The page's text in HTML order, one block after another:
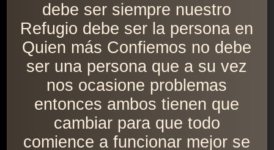
debe ser siempre nuestro
Refugio debe ser la persona en
Quien más Confiemos no debe
ser una persona que a su vez
nos ocasione problemas
entonces ambos tienen que
cambiar para que todo
comience a funcionar mejor se